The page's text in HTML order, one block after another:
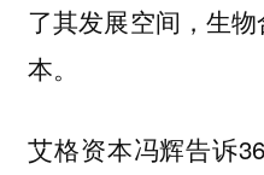
了其发展空间，生
本。
艾格资本冯辉告诉